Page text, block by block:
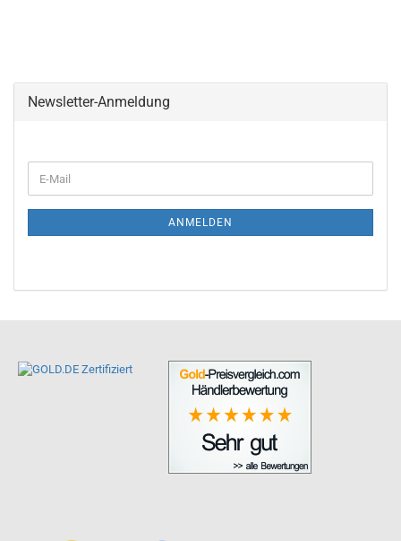
Newsletter-Anmeldung
ANMELDEN